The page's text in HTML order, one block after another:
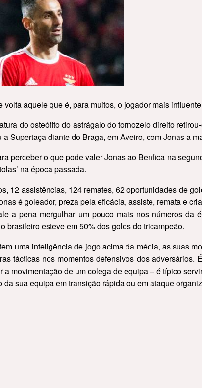
volta aquele que é, para muitos, o jogador mais
do osteófito do astrágalo do tornozelo direito
a Supertaça diante do Braga, em Aveiro, com Jonas a
perceber o que pode valer Jonas ao Benfica na
na época passada.
12 assistências, 124 remates, 62 oportunidades de
é goleador, preza pela eficácia, assiste, remata e
a pena mergulhar um pouco mais nos números da
brasileiro esteve em 50% dos golos do tricampeão.
uma inteligência de jogo acima da média, as suas
tácticas nos momentos defensivos dos
a movimentação de um colega de equipa – é típico
da sua equipa em transição rápida ou em ataque